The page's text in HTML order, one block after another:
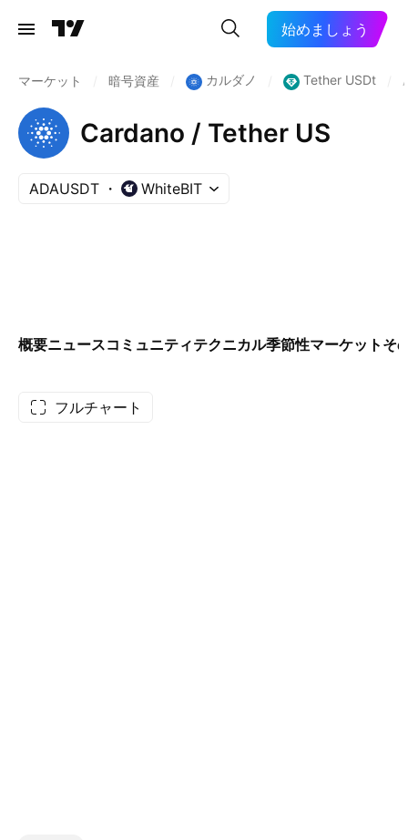
始めましょう
マーケット 暗号資産 カルダノ Tether USDt
Cardano / Tether US
ADAUSDT WhiteBIT
概要ニュースコミュニティテクニカル季節性マーケット そ
フルチャート